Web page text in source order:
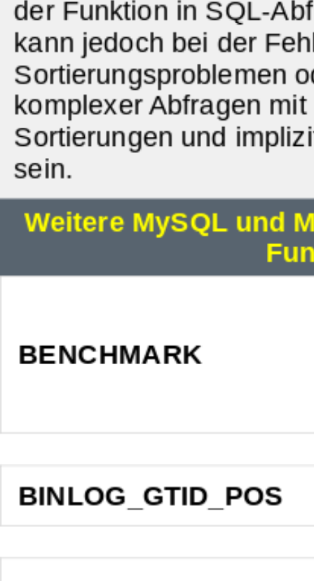
der Funktion in SQL-
kann jedoch bei der
Sortierungsproblemen
komplexer Abfragen
Sortierungen und
sein.
Weitere MySQL und
BENCHMARK
BINLOG_GTID_POS